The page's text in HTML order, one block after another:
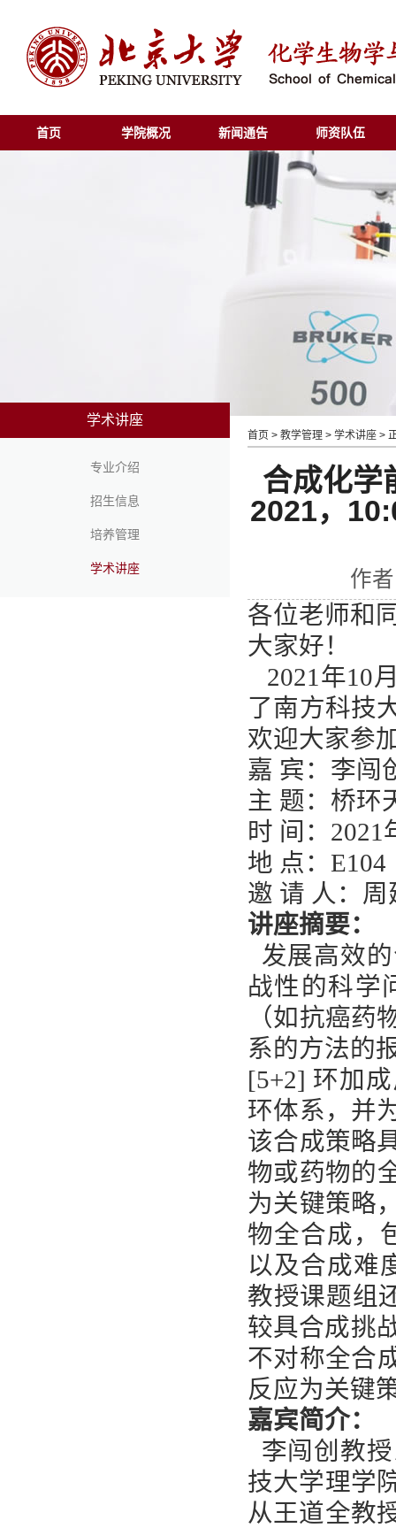
首页 学院概况 新闻通告 师资队伍
学术讲座
专业介绍
招生信息
培养管理
学术讲座
首页 > 教学管理 > 学术讲座 >
合成化学
2021，
作
各位老师和
大家好！
2021年10
了南方科技
欢迎大家参
嘉 宾：李闯
主 题：桥环
时 间：2021
地 点：E104
邀 请 人：周
讲座摘要：
发展高效
战性的科学
（如抗癌药
系的方法的
[5+2] 环加
环体系，并
该合成策略
物或药物的
为关键策略
物全合成，
以及合成难
教授课题组
较具合成挑
不对称全合
反应为关键
嘉宾简介：
李闯创教
技大学理学
从王道全教